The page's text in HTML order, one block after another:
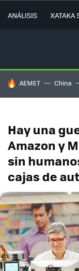
ANÁLISIS XATAKA
HOY SE HABLA DE
AEMET China
Hay una
Amazon y
sin
cajas de